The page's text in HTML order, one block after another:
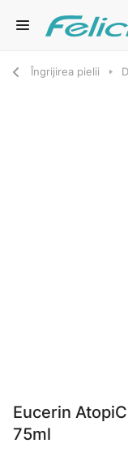
Îngrijirea pielii
Eucerin
75ml